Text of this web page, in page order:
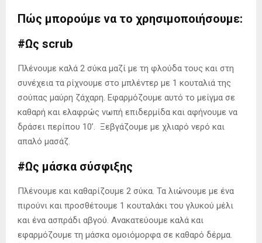
Πώς μπορούμε να το χρησιμοποιήσουμε:
#Ως scrub
Πλένουμε καλά 2 σύκα μαζί με τη φλούδα τους και στη
συνέχεια τα ρίχνουμε στο μπλέντερ με 1 κουταλιά της
σούπας μαύρη ζάχαρη. Εφαρμόζουμε αυτό το μείγμα σε
καθαρή και ελαφρώς νωπή επιδερμίδα και αφήνουμε να
δράσει περίπου 10’. Ξεβγάζουμε με χλιαρό νερό και
απαλό μασάζ.
#Ως μάσκα σύσφιξης
Πλένουμε και καθαρίζουμε 2 σύκα. Τα λιώνουμε με ένα
πιρούνι και προσθέτουμε 1 κουταλάκι του γλυκού μέλι
και ένα ασπράδι αβγού. Ανακατεύουμε καλά και
εφαρμόζουμε τη μάσκα ομοιόμορφα σε καθαρό δέρμα.